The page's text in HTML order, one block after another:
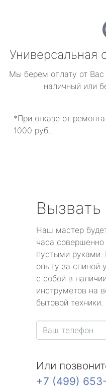
Универсальная
Мы берем оплату от
наличный или
*При отказе от
1000 руб.
Наш мастер
часа
пустыми руками.
опыту за спиной
с собой в
инструметов на
бытовой техники.
Или
+7 (499)